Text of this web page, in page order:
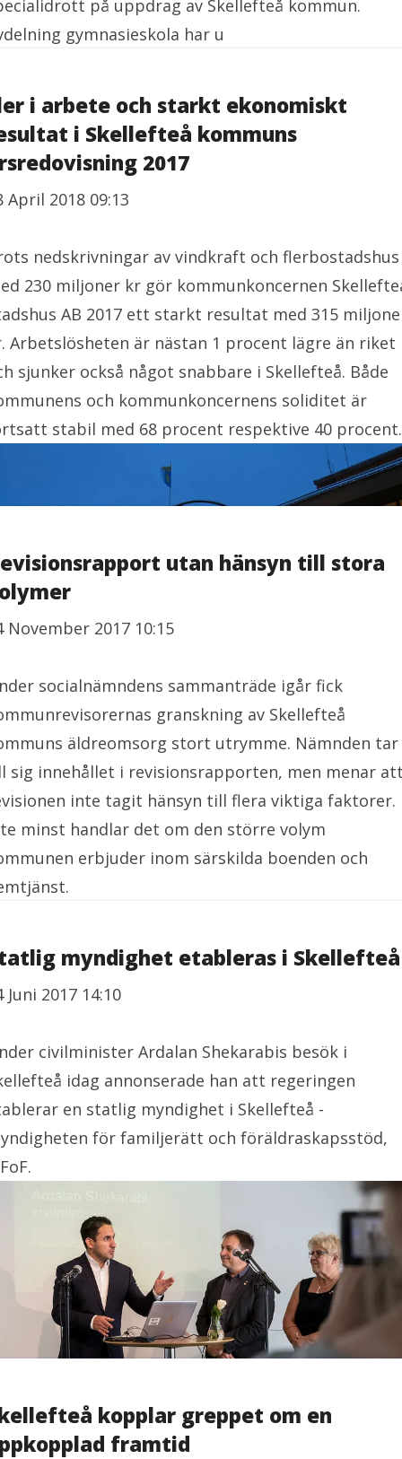
på uppdrag av Skellefteå kommun.
gymnasieskola har u
i arbete och starkt ekonomiskt
i Skellefteå kommuns
2017
April 2018 09:13
nedskrivningar av vindkraft och flerbostadshus
230 miljoner kr gör kommunkoncernen
AB 2017 ett starkt resultat med 315
Arbetslösheten är nästan 1 procent lägre än riket
sjunker också något snabbare i Skellefteå. Både
och kommunkoncernens soliditet är
stabil med 68 procent respektive 40 procent.
utan hänsyn till stora
November 2017 10:15
socialnämndens sammanträde igår fick
granskning av Skellefteå
äldreomsorg stort utrymme. Nämnden tar
sig innehållet i revisionsrapporten, men menar
inte tagit hänsyn till flera viktiga faktorer.
minst handlar det om den större volym
erbjuder inom särskilda boenden och
myndighet etableras i Skellefteå
Juni 2017 14:10
civilminister Ardalan Shekarabis besök i
idag annonserade han att regeringen
en statlig myndighet i Skellefteå -
för familjerätt och föräldraskapsstöd,
kopplar greppet om en
framtid